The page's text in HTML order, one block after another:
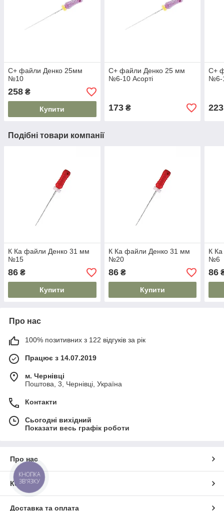
С+ файли Денко 25мм
№10
258 ₴
Купити
С+ файли Денко 25 мм
№6-10 Асорті
173₴
С+
№6-
223
Подібні товари компанії
К Ка файли Денко 31 мм
№15
86 ₴
Купити
К Ка файли Денко 31 мм
№20
86₴
Купити
К
№6
86
Про нас
100% позитивних з 122 відгуків за рік
Працює з 14.07.2019
м. Чернівці
Поштова, 3, Чернівці, Україна
Контакти
Сьогодні вихідний
Показати весь графік роботи
Про нас
Контакти
Доставка та оплата
КНОПКА
ЗВ'ЯЗКУ